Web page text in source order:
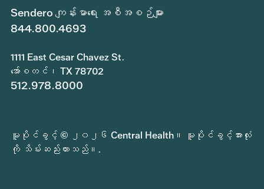
Sendero ကျန်းမာရေး အစီအစဉ်များ
844.800.4693
1111 East Cesar Chavez St.
အော်စတင်၊ TX 78702
512.978.8000
မူပိုင်ခွင့် © ၂၀၂၆ Central Health။ မူပိုင်ခွင့်အားလုံး
ကို သိမ်းဆည်းထားသည်။.